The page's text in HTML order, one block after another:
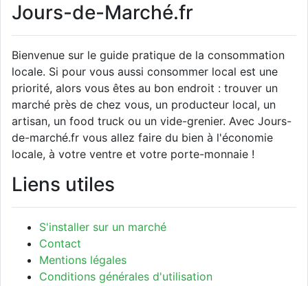
Jours-de-Marché.fr
Bienvenue sur le guide pratique de la consommation
locale. Si pour vous aussi consommer local est une
priorité, alors vous êtes au bon endroit : trouver un
marché près de chez vous, un producteur local, un
artisan, un food truck ou un vide-grenier. Avec Jours-
de-marché.fr vous allez faire du bien à l'économie
locale, à votre ventre et votre porte-monnaie !
Liens utiles
S'installer sur un marché
Contact
Mentions légales
Conditions générales d'utilisation